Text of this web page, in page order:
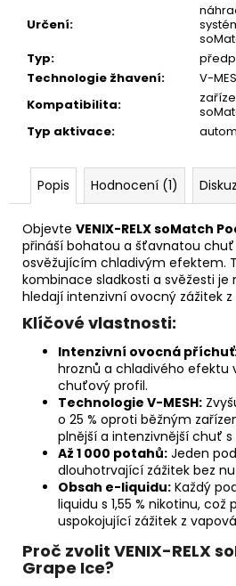
Určení:
Typ:
Technologie žhavení:
V-
Kompatibilita:
Typ aktivace:
Popis Hodnocení (1)
Objevte VENIX-RELX soMatch
přináší bohatou a šťavnatou chuť
osvěžujícím chladivým efektem.
kombinace sladkosti a svěžesti je
hledají intenzivní ovocný zážitek
Klíčové vlastnosti:
Intenzivní ovocná
hroznů a chladivého efektu
chuťový profil.
Technologie V-MESH:
o 25 % oproti běžným
plnější a intenzivnější chuť
Až 1 000 potahů: Jeden
dlouhotrvající zážitek bez
Obsah e-liquidu: Každý
liquidu s 1,55 % nikotinu,
uspokojující zážitek z
Proč zvolit VENIX-RELX
Grape Ice?